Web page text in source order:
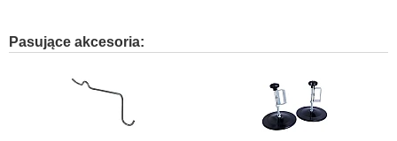
Pasujące akcesoria: